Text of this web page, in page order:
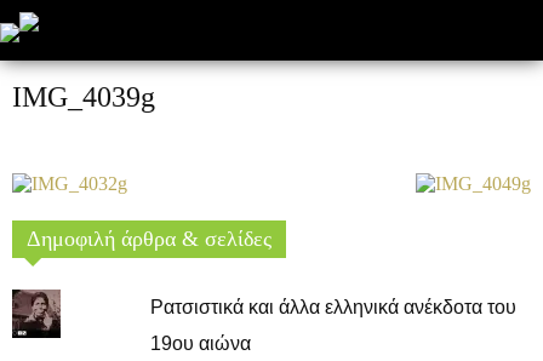
IMG_4039g
Δημοφιλή άρθρα & σελίδες
Ρατσιστικά και άλλα ελληνικά ανέκδοτα του
19ου αιώνα